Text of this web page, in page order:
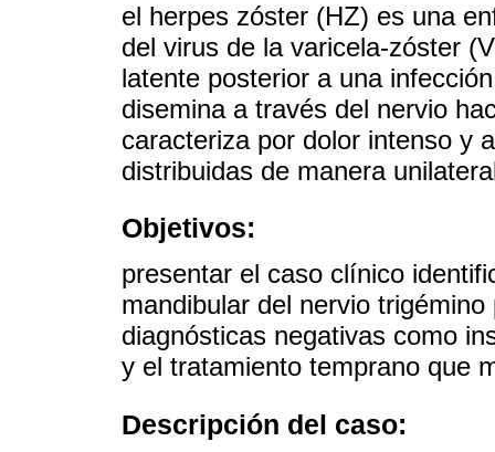
el herpes zóster (HZ) es una
del virus de la varicela-zóster
latente posterior a una
disemina a través del nervio
caracteriza por dolor intenso y
distribuidas de manera
Objetivos:
presentar el caso clínico
mandibular del nervio
diagnósticas negativas como
y el tratamiento temprano que
Descripción del caso: